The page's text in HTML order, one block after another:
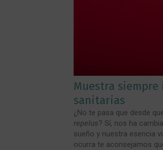
Muestra siempre
sanitarias
¿No te pasa que desde
repelus? Sí, nos ha
sueño y nuestra esencia
ocurra te aconsejamos